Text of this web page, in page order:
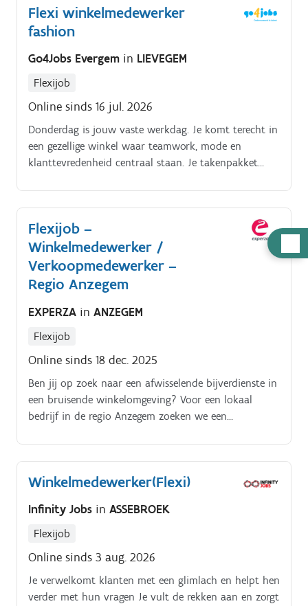
klant te woord staan;- kassawerk.
Flexi winkelmedewerker
fashion
Go4Jobs Evergem in LIEVEGEM
Flexijob
Online sinds 16 jul. 2026
Donderdag is jouw vaste werkdag. Je komt terecht in
een gezellige winkel waar teamwork, mode en
klanttevredenheid centraal staan. Je takenpakket
Flexijob –
Winkelmedewerker /
Verkoopmedewerker –
Regio Anzegem
EXPERZA in ANZEGEM
Flexijob
Online sinds 18 dec. 2025
Ben jij op zoek naar een afwisselende bijverdienste in
een bruisende winkelomgeving? Voor een lokaal
bedrijf in de regio Anzegem zoeken we een
aanpakken weet. Zet jouw commerciële flair in en
word het nieuwe gezicht van deze sfeervolle winkel.-
Je verwelkomt klanten en geeft deskundig
netjes en commercieel op orde;- Je beheert de
voorraad en voert bestellingen uit;- Je communiceert
klant;- Je streeft bij elke verkoop naar maximale
klanttevredenheid.
Winkelmedewerker(Flexi)
Infinity Jobs in ASSEBROEK
Flexijob
Online sinds 3 aug. 2026
Je verwelkomt klanten met een glimlach en helpt hen
verder met hun vragen Je vult de rekken aan en zorgt